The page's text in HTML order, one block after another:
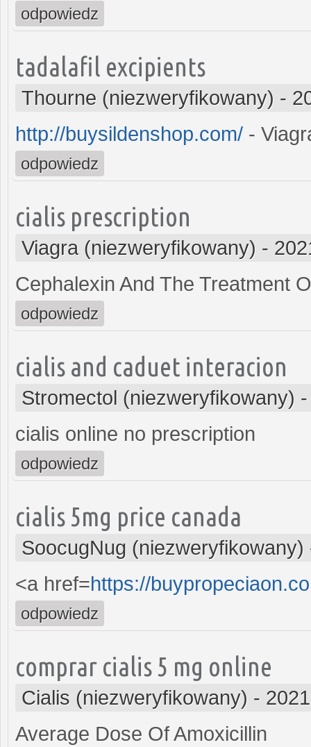
odpowiedz
tadalafil excipients
Thourne (niezweryfikowany) -
http://buysildenshop.com/ -
odpowiedz
cialis prescription
Viagra (niezweryfikowany) -
Cephalexin And The Treatment
odpowiedz
cialis and caduet interacion
Stromectol (niezweryfikowany)
cialis online no prescription
odpowiedz
cialis 5mg price canada
SoocugNug (niezweryfikowany)
<a href=https://
odpowiedz
comprar cialis 5 mg online
Cialis (niezweryfikowany) -
Average Dose Of Amoxicillin